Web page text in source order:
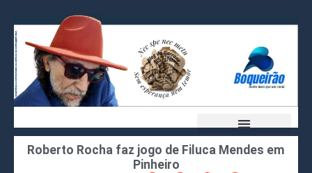
Roberto Rocha faz jogo de Filuca Mendes em
Pinheiro